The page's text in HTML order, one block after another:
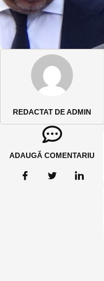
REDACTAT DE ADMIN
ADAUGĂ COMENTARIU